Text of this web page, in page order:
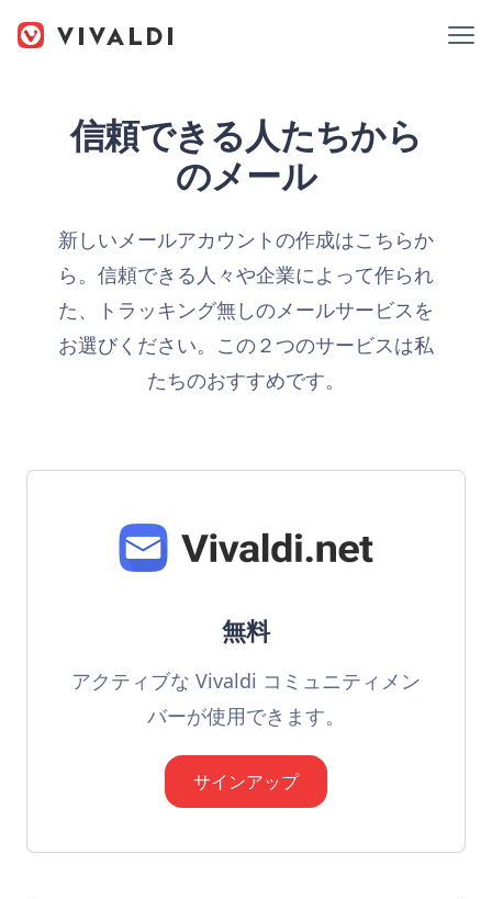
信頼できる人たちから
のメール
新しいメールアカウントの作成はこちらか
ら。信頼できる人々や企業によって作られ
た、トラッキング無しのメールサービスを
お選びください。この２つのサービスは私
たちのおすすめです。
無料
アクティブな Vivaldi コミュニティメン
バーが使用できます。
サインアップ